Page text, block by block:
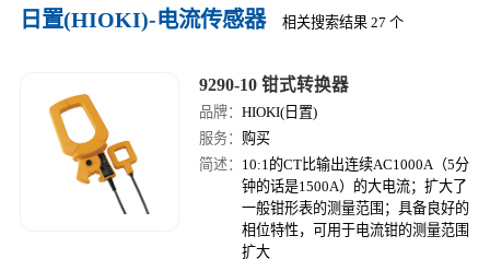
日置(HIOKI)-电流传感器 相关搜索结果 27 个
9290-10 钳式转换器
品牌：HIOKI(日置)
服务： 购买
简述： 10:1的CT比输出连续AC1000A（5分
钟的话是1500A）的大电流；扩大了
一般钳形表的测量范围；具备良好的
相位特性，可用于电流钳的测量范围
扩大